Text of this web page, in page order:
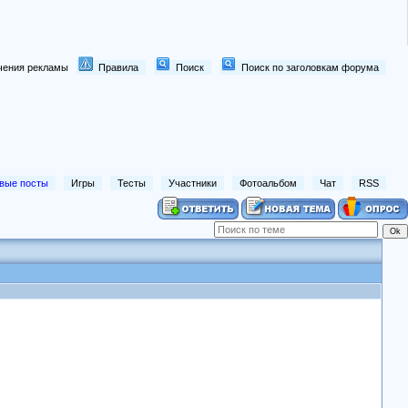
рекламы Правила Поиск Поиск по заголовкам форума
посты Игры Тесты Участники Фотоальбом Чат RSS